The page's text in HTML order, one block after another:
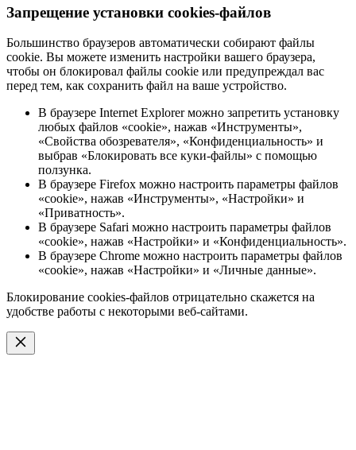
Запрещение установки cookies-файлов
Большинство браузеров автоматически собирают файлы
cookie. Вы можете изменить настройки вашего браузера,
чтобы он блокировал файлы cookie или предупреждал вас
перед тем, как сохранить файл на ваше устройство.
В браузере Internet Explorer можно запретить установку
любых файлов «cookie», нажав «Инструменты»,
«Свойства обозревателя», «Конфиденциальность» и
выбрав «Блокировать все куки-файлы» с помощью
ползунка.
В браузере Firefox можно настроить параметры файлов
«cookie», нажав «Инструменты», «Настройки» и
«Приватность».
В браузере Safari можно настроить параметры файлов
«cookie», нажав «Настройки» и «Конфиденциальность».
В браузере Chrome можно настроить параметры файлов
«cookie», нажав «Настройки» и «Личные данные».
Блокирование cookies-файлов отрицательно скажется на
удобстве работы с некоторыми веб-сайтами.